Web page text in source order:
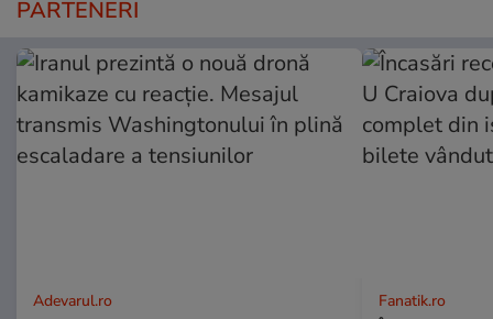
PARTENERI
Adevarul.ro Fanatik.ro